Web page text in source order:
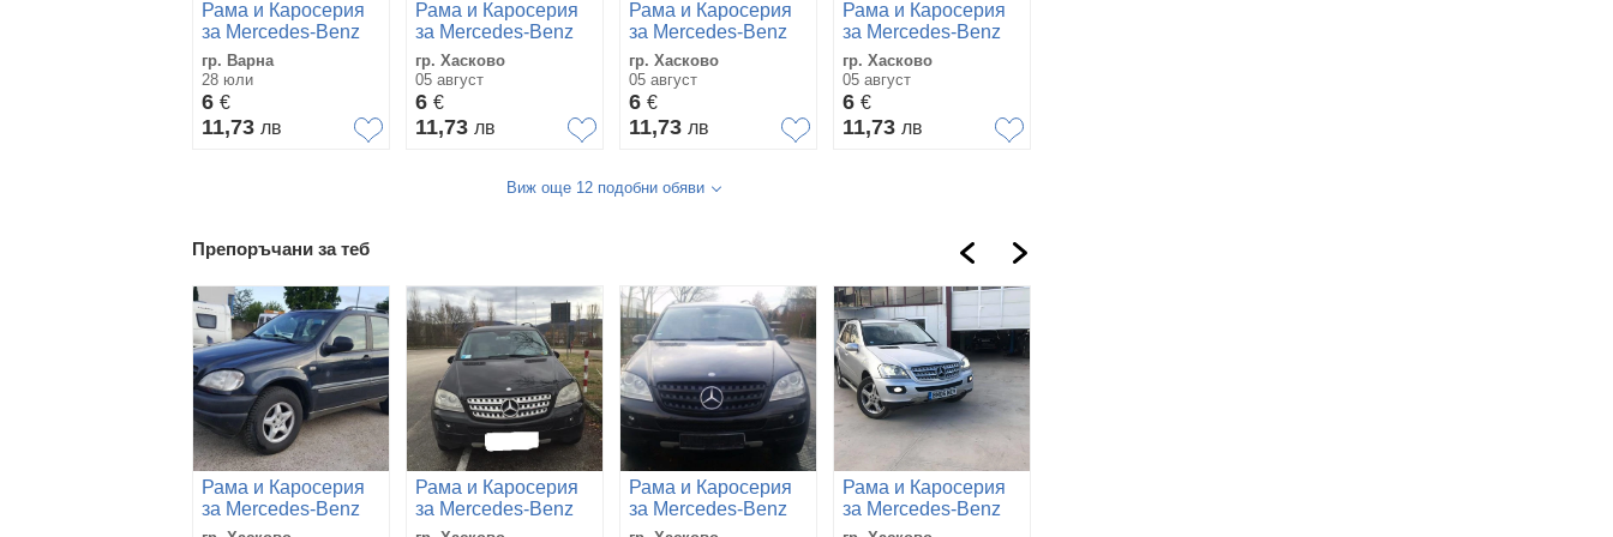
Рама и Каросерия
за Mercedes-Benz
ML 400
гр. Варна
28 юли
6 €
11,73 лв
Рама и Каросерия
за Mercedes-Benz
ML 320
гр. Хасково
05 август
6 €
11,73 лв
Рама и Каросерия
за Mercedes-Benz
ML 320
гр. Хасково
05 август
6 €
11,73 лв
Рама и Каросерия
за Mercedes-Benz
ML 320
гр. Хасково
05 август
6 €
11,73 лв
Виж още 12 подобни обяви
Препоръчани за теб
Рама и Каросерия
за Mercedes-Benz
ML 320
Рама и Каросерия
за Mercedes-Benz
ML 350
Рама и Каросерия
за Mercedes-Benz
ML 320
Рама и Каросерия
за Mercedes-Benz
ML 320